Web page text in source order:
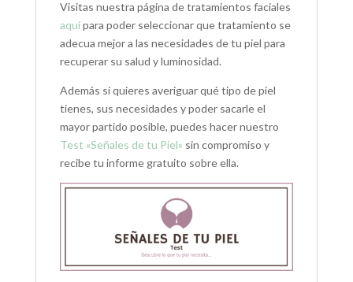
Visitas nuestra página de tratamientos faciales
aquípara poder seleccionar que tratamiento se
adecua mejor a las necesidades de tu piel para
recuperar su salud y luminosidad.
Además si quieres averiguar qué tipo de piel
tienes, sus necesidades y poder sacarle el
mayor partido posible, puedes hacer nuestro
Test «Señales de tu Piel» sin compromiso y
recibe tu informe gratuito sobre ella.